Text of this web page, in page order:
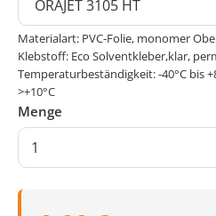
Materialart: PVC-Folie, monomer
Klebstoff: Eco Solventkleber,klar,
Temperaturbeständigkeit: -40°C bis
>+10°C
Menge